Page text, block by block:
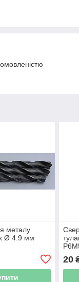
металу
Ø 4.9 мм
20